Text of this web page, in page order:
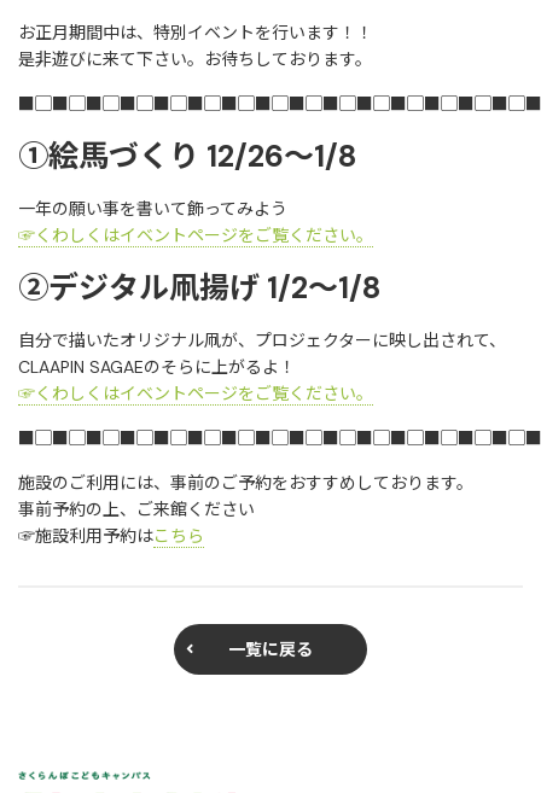
お正月期間中は、特別イベントを行います！！
是非遊びに来て下さい。お待ちしております。
①絵馬づくり 12/26～1/8
一年の願い事を書いて飾ってみよう
☞くわしくはイベントページをご覧ください。
②デジタル凧揚げ 1/2～1/8
自分で描いたオリジナル凧が、プロジェクターに映し出されて、
CLAAPIN SAGAEのそらに上がるよ！
☞くわしくはイベントページをご覧ください。
施設のご利用には、事前のご予約をおすすめしております。
事前予約の上、ご来館ください
☞施設利用予約はこちら
一覧に戻る